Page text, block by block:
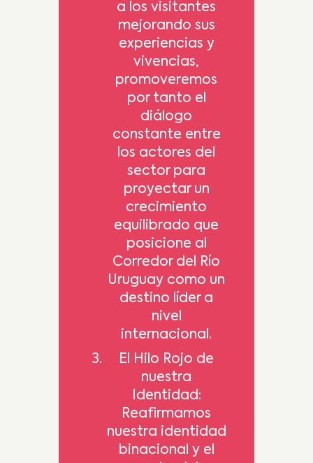
a los visitantes
mejorando sus
experiencias y
vivencias,
promoveremos
por tanto el
diálogo
constante entre
los actores del
sector para
proyectar un
crecimiento
equilibrado que
posicione al
Corredor del Río
Uruguay como un
destino líder a
nivel
internacional.
El Hilo Rojo de
nuestra
Identidad:
Reafirmamos
nuestra identidad
binacional y el